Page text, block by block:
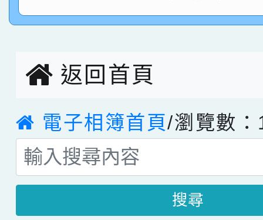
市賽榮獲科學小創客佳
返回首頁
電子相簿首頁/瀏覽數
搜尋